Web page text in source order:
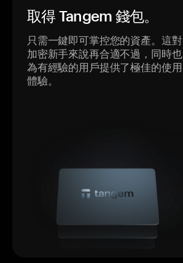
取得 Tangem 錢包。
只需一鍵即可掌控您的資產。這對
加密新手來說再合適不過，同時也
為有經驗的用戶提供了極佳的使用
體驗。